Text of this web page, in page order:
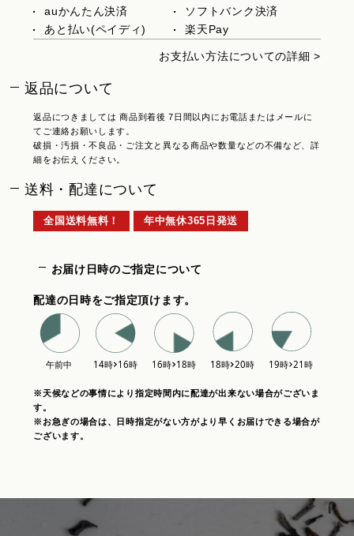
auかんたん決済
ソフトバンク決済
あと払い(ペイディ)
楽天Pay
お支払い方法についての詳細 >
返品について
返品につきましては 商品到着後 7日間以内にお電話またはメールに
てご連絡お願いします。
破損・汚損・不良品・ご注文と異なる商品や数量などの不備など、詳
細をお伝えください。
送料・配達について
全国送料無料！ 年中無休365日発送
お届け日時のご指定について
配達の日時をご指定頂けます。
※天候などの事情により指定時間内に配達が出来ない場合がございま
す。
※お急ぎの場合は、日時指定がない方がより早くお届けできる場合が
ございます。